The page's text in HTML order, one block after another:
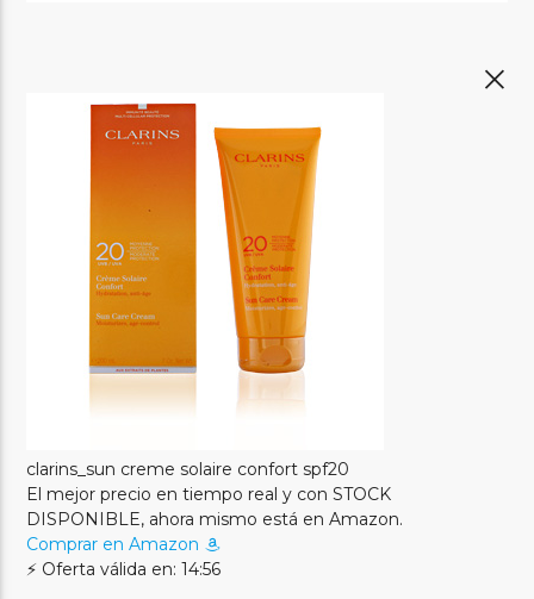
clarins_sun creme solaire confort spf20
El mejor precio en tiempo real y con STOCK
DISPONIBLE, ahora mismo está en Amazon.
Comprar en Amazon
⚡ Oferta válida en: 14:56